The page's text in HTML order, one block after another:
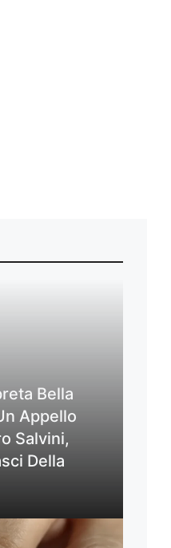
Bella
Appello
Salvini,
Della